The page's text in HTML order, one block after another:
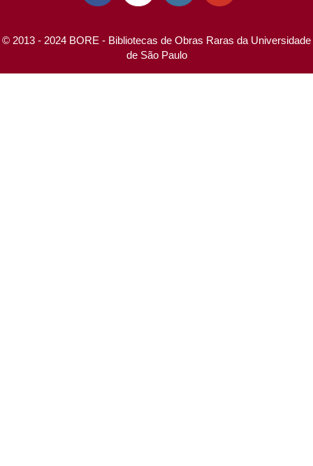
© 2013 - 2024 BORE - Bibliotecas de Obras Raras da Universidade
de São Paulo